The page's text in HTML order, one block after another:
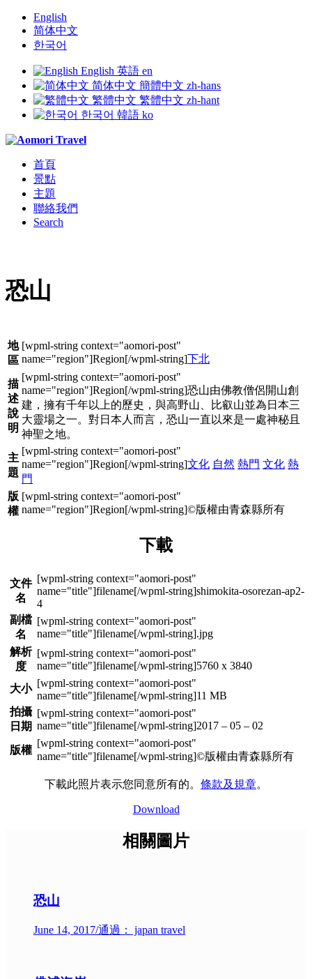
English
简体中文
한국어
English 英語 en
简体中文 簡體中文 zh-hans
繁體中文 繁體中文 zh-hant
한국어 韓語 ko
首頁
景點
主題
聯絡我們
Search
恐山
地
區
下北
描
述
說
明
恐山由佛教僧侶開山創
建，擁有千年以上的歷史，與高野山、比叡山並為日本三
大靈場之一。對日本人而言，恐山一直以來是一處神秘且
神聖之地。
主
題
文化 自然 熱門 文化 熱
門
版
權
©版權由青森縣所有
下載
文件
名
shimokita-osorezan-ap2-
4
副檔
名
.jpg
解析
度
5760 x 3840
大小
11 MB
拍攝
日期
2017 – 05 – 02
版權
©版權由青森縣所有
下載此照片表示您同意所有的。 條款及規章。
Download
相關圖片
恐山
June 14, 2017/通過： japan travel